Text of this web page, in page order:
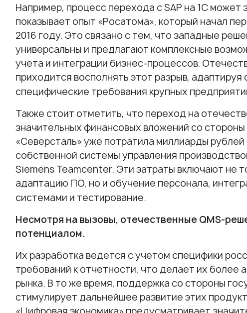
Например, процесс перехода с SAP на 1С может
показывает опыт «Росатома», который начал
2016 году. Это связано с тем, что западные
универсальны и предлагают комплексные
учета и интеграции бизнес-процессов.
приходится восполнять этот разрыв,
специфические требования крупных
Также стоит отметить, что переход на
значительных финансовых вложений со
«Северсталь» уже потратила миллиарды
собственной системы управления
Siemens Teamcenter. Эти затраты включают не
адаптацию ПО, но и обучение персонала,
системами и тестирование.
Несмотря на вызовы, отечественные QMS-
потенциалом.
Их разработка ведется с учетом специфики
требований к отчетности, что делает их более
рынка. В то же время, поддержка со стороны
стимулирует дальнейшее развитие этих